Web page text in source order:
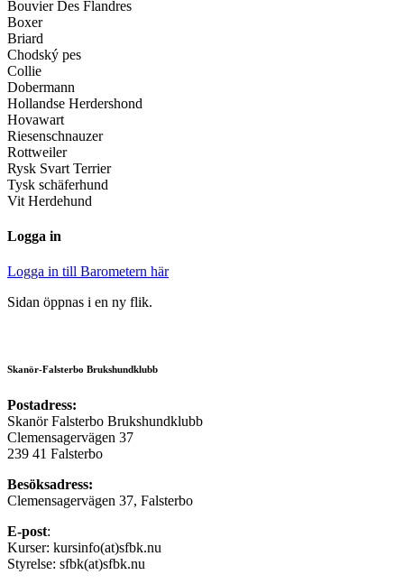
Bouvier Des Flandres
Boxer
Briard
Chodský pes
Collie
Dobermann
Hollandse Herdershond
Hovawart
Riesenschnauzer
Rottweiler
Rysk Svart Terrier
Tysk schäferhund
Vit Herdehund
Logga in
Logga in till Barometern här
Sidan öppnas i en ny flik.
Skanör-Falsterbo Brukshundklubb
Postadress:
Skanör Falsterbo Brukshundklubb
Clemensagervägen 37
239 41 Falsterbo
Besöksadress:
Clemensagervägen 37, Falsterbo
E-post:
Kurser: kursinfo(at)sfbk.nu
Styrelse: sfbk(at)sfbk.nu